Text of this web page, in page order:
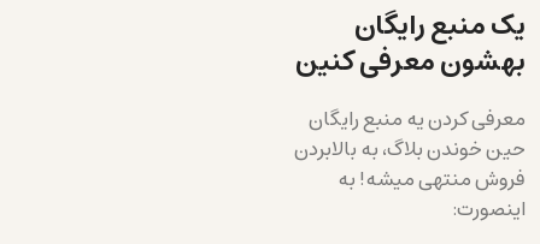
یک منبع رایگان
بهشون معرفی کنین
معرفی کردن یه منبع رایگان
حین خوندن بلاگ، به بالابردن
فروش منتهی میشه! به
اینصورت: